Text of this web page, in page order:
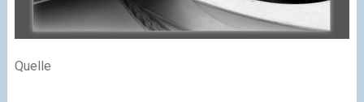
Quelle